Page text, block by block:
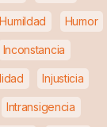
Humildad Humor
Inconstancia
Injusticia
Intransigencia